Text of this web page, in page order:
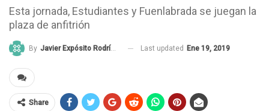
Esta jornada, Estudiantes y Fuenlabrada se juegan la
plaza de anfitrión
By Javier Expósito Rodríguez Last updated Ene 19, 2019
Share